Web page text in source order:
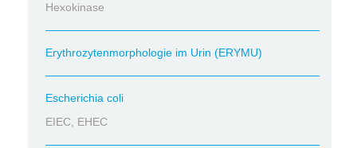
Hexokinase
Erythrozytenmorphologie im Urin (ERYMU)
Escherichia coli
EIEC, EHEC